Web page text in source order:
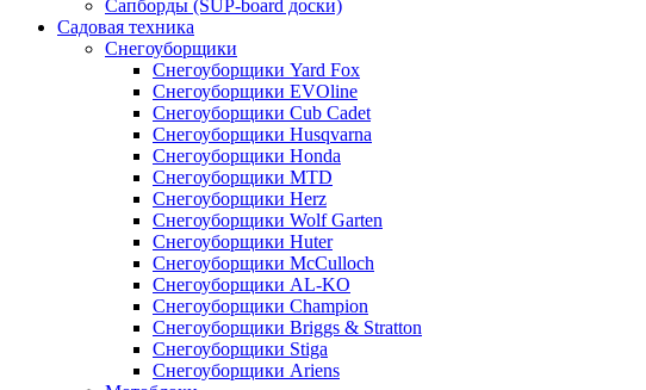
Сапборды (SUP-board доски)
Садовая техника
Снегоуборщики
Снегоуборщики Yard Fox
Снегоуборщики EVOline
Снегоуборщики Cub Cadet
Снегоуборщики Husqvarna
Снегоуборщики Honda
Снегоуборщики MTD
Снегоуборщики Herz
Снегоуборщики Wolf Garten
Снегоуборщики Huter
Снегоуборщики McCulloch
Снегоуборщики AL-KO
Снегоуборщики Champion
Снегоуборщики Briggs & Stratton
Снегоуборщики Stiga
Снегоуборщики Ariens